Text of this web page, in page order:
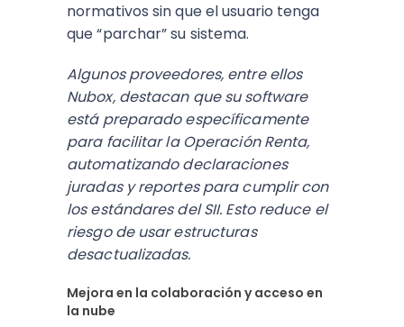
normativos sin que el usuario tenga
que “parchar” su sistema.​
Algunos proveedores, entre ellos
Nubox, destacan que su software
está preparado específicamente
para facilitar la Operación Renta,
automatizando declaraciones
juradas y reportes para cumplir con
los estándares del SII. Esto reduce el
riesgo de usar estructuras
desactualizadas.
Mejora en la colaboración y acceso en
la nube